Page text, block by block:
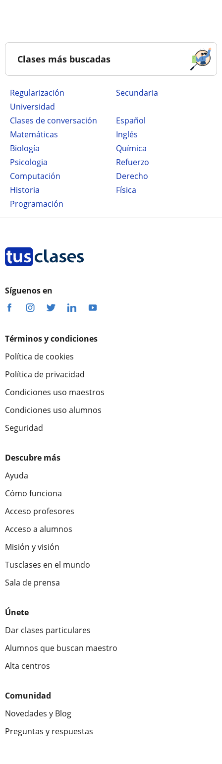
Clases más buscadas
Regularización
secundaria
Universidad
Clases de conversación
Español
Matemáticas
Inglés
Biología
Química
Psicologia
Refuerzo
Computación
Derecho
Historia
Física
Programación
Síguenos en
Términos y condiciones
Política de cookies
Política de privacidad
Condiciones uso maestros
Condiciones uso alumnos
Seguridad
Descubre más
Ayuda
Cómo funciona
Acceso profesores
Acceso a alumnos
Misión y visión
Tusclases en el mundo
Sala de prensa
Únete
Dar clases particulares
Alumnos que buscan maestro
Alta centros
Comunidad
Novedades y Blog
Preguntas y respuestas